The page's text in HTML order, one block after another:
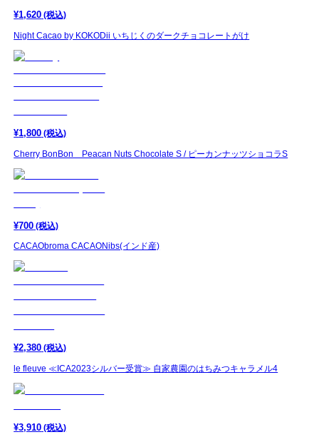
¥1,620 (税込)
Night Cacao by KOKODii いちじくのダークチョコレートがけ
¥1,800 (税込)
Cherry BonBon Peacan Nuts Chocolate S / ピーカンナッツショコラS
¥700 (税込)
CACAObroma CACAONibs(インド産)
¥2,380 (税込)
le fleuve ≪ICA2023シルバー受賞≫ 自家農園のはちみつキャラメル4
¥3,910 (税込)